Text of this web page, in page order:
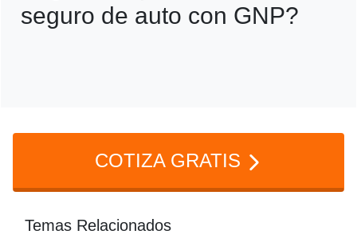
cambio de llantas, envío de combustible y
seguro de auto con GNP?
COTIZA GRATIS
Temas Relacionados